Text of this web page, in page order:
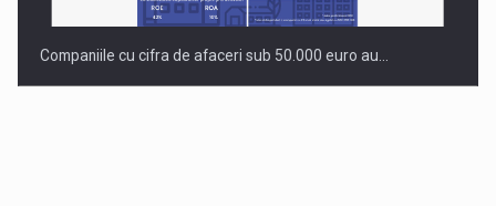
Companiile cu cifra de afaceri sub 50.000 euro au…